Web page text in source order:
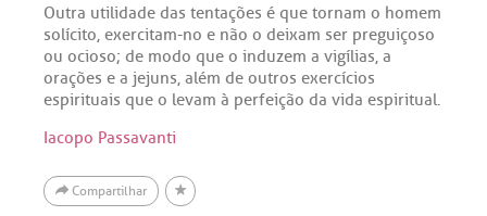
Outra utilidade das tentações é que tornam o homem
solícito, exercitam-no e não o deixam ser preguiçoso
ou ocioso; de modo que o induzem a vigílias, a
orações e a jejuns, além de outros exercícios
espirituais que o levam à perfeição da vida espiritual.
Iacopo Passavanti
Compartilhar